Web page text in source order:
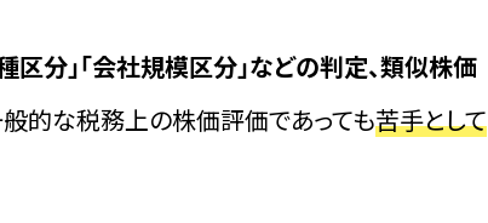
区分」「会社規模区分」などの判定、類似株価
般的な税務上の株価評価であっても苦手として